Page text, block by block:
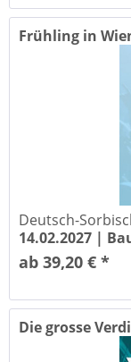
Frühling in
Deutsch-
14.02.2027 |
ab 39,20 € *
Die grosse